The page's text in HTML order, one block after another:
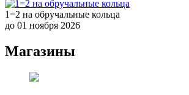
1=2 на обручальные кольца
до 01 ноября 2026
Магазины